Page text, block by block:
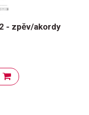
- zpěv/akordy